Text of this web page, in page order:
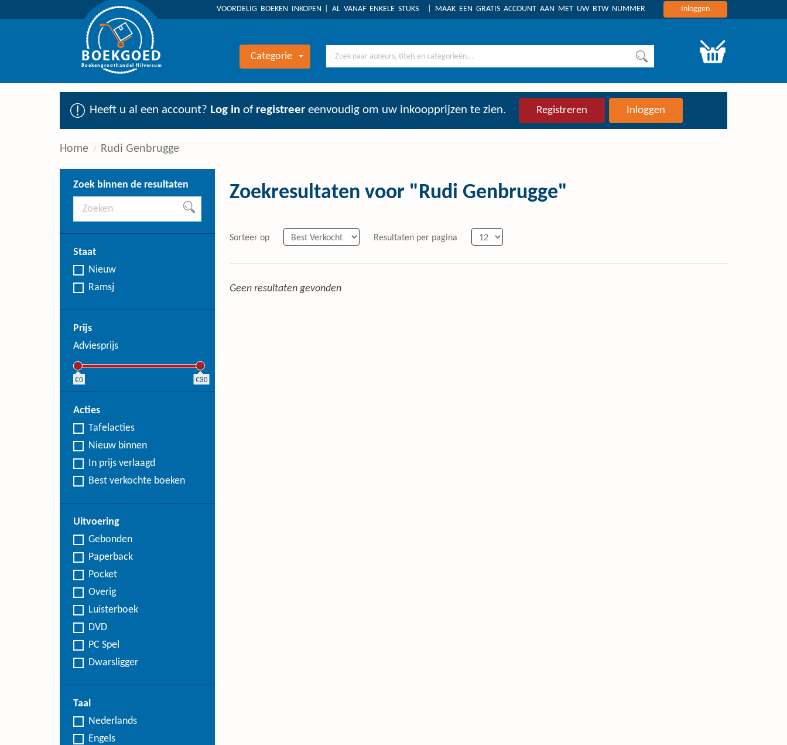
VOORDELIG BOEKEN INKOPEN AL VANAF ENKELE STUKS MAAK EEN GRATIS ACCOUNT AAN MET UW BTW NUMMER Inloggen
BOEKGOED
Boekengroothandel Hilversum
Categorie
Heeft u al een account? Log in of registreer eenvoudig om uw inkoopprijzen te zien. Registreren Inloggen
Home Rudi Genbrugge
Zoek binnen de resultaten
Staat
Nieuw
Ramsj
Prijs
Adviesprijs
0 30
Acties
Tafelacties
Nieuw binnen
In prijs verlaagd
Best verkochte boeken
Uitvoering
Gebonden
Paperback
Pocket
Overig
Luisterboek
DVD
PC Spel
Dwarsligger
Taal
Nederlands
Engels
Zoekresultaten voor "Rudi Genbrugge"
Sorteer op Resultaten per pagina
Geen resultaten gevonden